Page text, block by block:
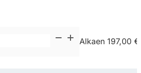
Alkaen 197,00 €